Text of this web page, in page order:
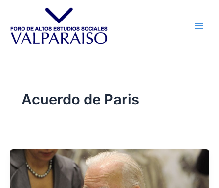
contenido
Acuerdo de Paris